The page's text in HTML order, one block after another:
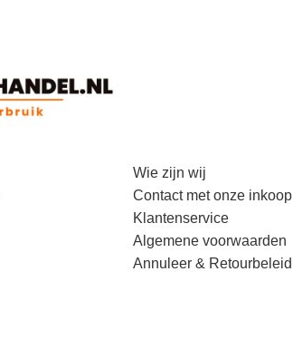
Wie zijn wij
Contact met onze inkoop
Klantenservice
Algemene voorwaarden
Annuleer & Retourbeleid